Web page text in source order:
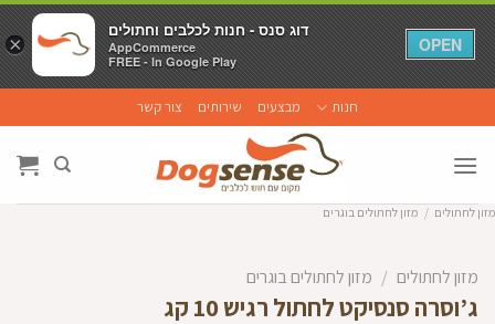
to
content
חנות מבצעים שירותים צור קשר
מזון לחתולים / מזון לחתולים בוגרים
מזון לחתולים / מזון לחתולים בוגרים
ג’וסרה סנסיקט לחתול רגיש 10 קג
×
דוג סנס - חנות לכלבים וחתולים
AppCommerce
FREE - In Google Play
OPEN
×
דוג סנס - חנות לכלבים וחתולים
AppCommerce
FREE - In Google Play
OPEN